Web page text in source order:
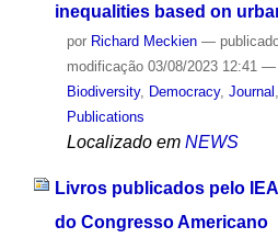
inequalities based on
por Richard Meckien —
modificação03/08/2023 12:41 —
Biodiversity, Democracy, Journal
Publications
Localizado em NEWS
Livros publicados pelo
do Congresso Americano